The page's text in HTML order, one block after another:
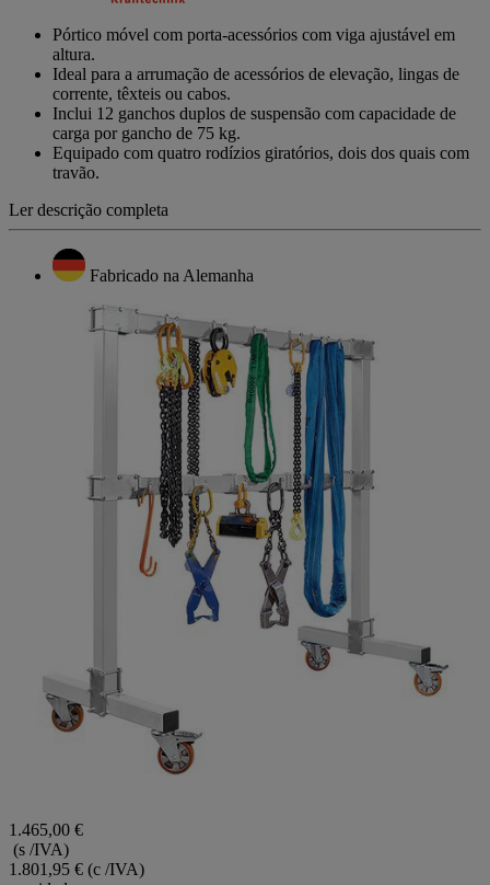
mesma
página.
Pórtico móvel com porta-acessórios com viga ajustável em
altura.
Ideal para a arrumação de acessórios de elevação, lingas de
corrente, têxteis ou cabos.
Inclui 12 ganchos duplos de suspensão com capacidade de
carga por gancho de 75 kg.
Equipado com quatro rodízios giratórios, dois dos quais com
travão.
Ler descrição completa
Fabricado na Alemanha
1.465,00 €
(s /IVA)
1.801,95 € (c /IVA)